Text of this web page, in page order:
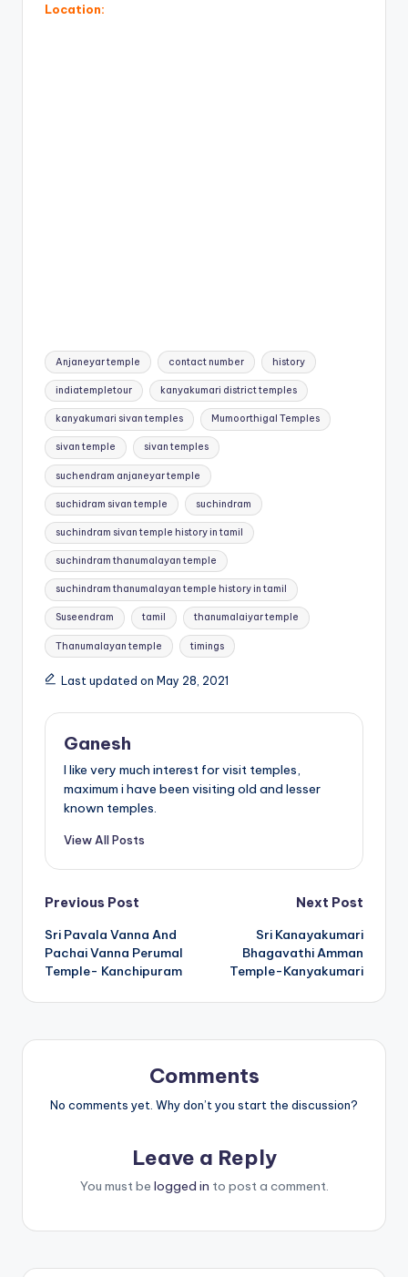
Location:
Tags:
Anjaneyar temple contact number history
indiatempletour kanyakumari district temples
kanyakumari sivan temples Mumoorthigal Temples
sivan temple sivan temples
suchendram anjaneyar temple
suchidram sivan temple suchindram
suchindram sivan temple history in tamil
suchindram thanumalayan temple
suchindram thanumalayan temple history in tamil
Suseendram tamil thanumalaiyar temple
Thanumalayan temple timings
Last updated on May 28, 2021
Ganesh
I like very much interest for visit temples,
maximum i have been visiting old and lesser
known temples.
View All Posts
Post
navigation
Previous Post
Sri Pavala Vanna And
Pachai Vanna Perumal
Temple- Kanchipuram
Next Post
Sri Kanayakumari
Bhagavathi Amman
Temple-Kanyakumari
Comments
No comments yet. Why don’t you start the discussion?
Leave a Reply
You must be logged in to post a comment.